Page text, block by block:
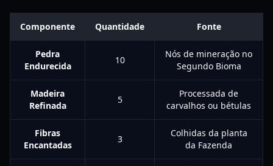
Componente Quantidade Fonte
Pedra
Endurecida
10
Nós de mineração no
Segundo Bioma
Madeira
Refinada
5
Processada de
carvalhos ou bétulas
Fibras
Encantadas
3
Colhidas da planta
da Fazenda